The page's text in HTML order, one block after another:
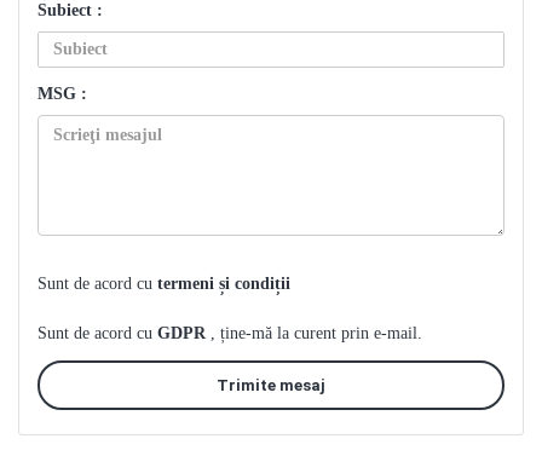
Subiect :
MSG :
Sunt de acord cu termeni și condiții
Sunt de acord cu GDPR , ține-mă la curent prin e-mail.
Trimite mesaj